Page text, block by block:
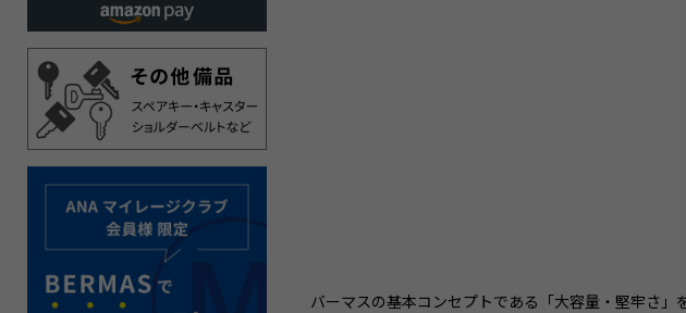
バーマスの基本コンセプトである「大容量・堅牢さ」